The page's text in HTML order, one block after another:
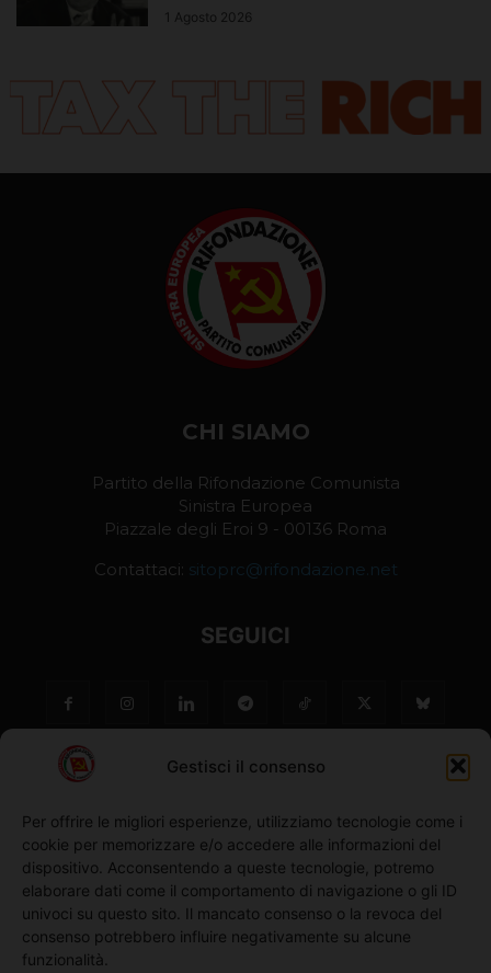
Gestisci il consenso
Per offrire le migliori esperienze, utilizziamo tecnologie come i
cookie per memorizzare e/o accedere alle informazioni del
dispositivo. Acconsentendo a queste tecnologie, potremo
elaborare dati come il comportamento di navigazione o gli ID
univoci su questo sito. Il mancato consenso o la revoca del
consenso potrebbero influire negativamente su alcune
funzionalità.
1 Agosto 2026
CHI SIAMO
Partito della Rifondazione Comunista
Sinistra Europea
Piazzale degli Eroi 9 - 00136 Roma
Contattaci: sitoprc@rifondazione.net
SEGUICI
NO ©
Richiedi l'adesione